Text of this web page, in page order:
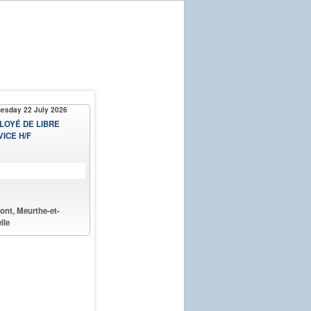
22 July 2026
DE LIBRE
H/F
Meurthe-et-